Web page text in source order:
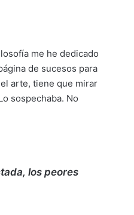
me he dedicado
de sucesos para
arte, tiene que mirar
sospechaba. No
los peores